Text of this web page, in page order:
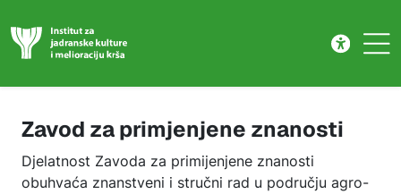
Zavod za primjenjene znanosti
Djelatnost Zavoda za primijenjene znanosti
obuhvaća znanstveni i stručni rad u području agro-